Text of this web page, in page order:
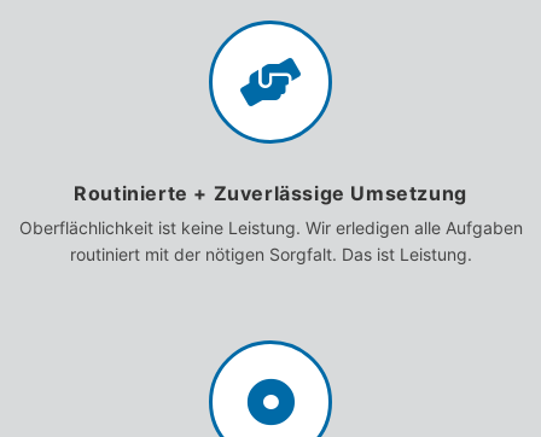
Routinierte + Zuverlässige Umsetzung
Oberflächlichkeit ist keine Leistung. Wir erledigen alle Aufgaben
routiniert mit der nötigen Sorgfalt. Das ist Leistung.